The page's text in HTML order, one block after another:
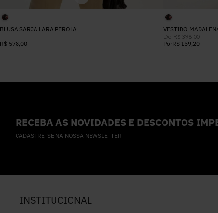
BLUSA SARJA LARA PEROLA
R$ 578,00
VESTIDO
De R$ 398,00
PorR$ 159,20
RECEBA AS NOVIDADES E DESCONTOS
CADASTRE-SE NA NOSSA NEWSLETTER
INSTITUCIONAL